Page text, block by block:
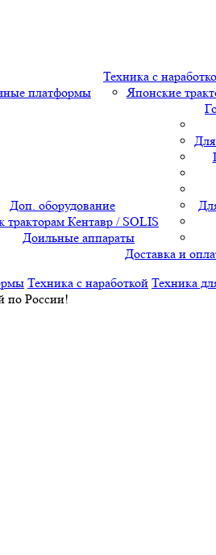
платформы
Техника с
Японские
Доп. оборудование
тракторам Кентавр / SOLIS
Доильные аппараты
Доставка и
Техника с наработкой Техника
по России!